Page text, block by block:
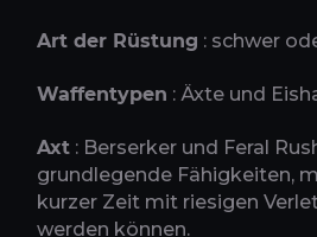
Art der Rüstung : schwer
Waffentypen : Äxte und
Axt : Berserker und Feral
grundlegende Fähigkeiten,
kurzer Zeit mit riesigen
werden können.